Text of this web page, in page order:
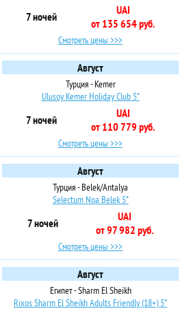
7 ночей
UAI
от 135 654 руб.
Смотреть цены >>>
Август
Турция - Kemer
Ulusoy Kemer Holiday Club 5*
7 ночей
UAI
от 110 779 руб.
Смотреть цены >>>
Август
Турция - Belek/Antalya
Selectum Noa Belek 5*
7 ночей
UAI
от 97 982 руб.
Смотреть цены >>>
Август
Египет - Sharm El Sheikh
Rixos Sharm El Sheikh Adults Friendly (18+) 5*